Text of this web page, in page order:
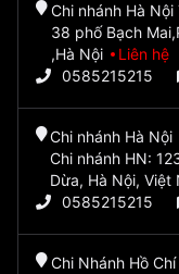
Chi nhánh Hà
38 phố Bạch
,Hà Nội
Liên hệ
0585215215
Chi nhánh Hà Nội
Chi nhánh HN:
Dừa, Hà Nội, Việt
0585215215
Chi Nhánh Hồ